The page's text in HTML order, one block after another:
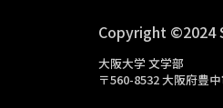
Copyright ©2024
大阪大学 文学部
〒560-8532 大阪府豊